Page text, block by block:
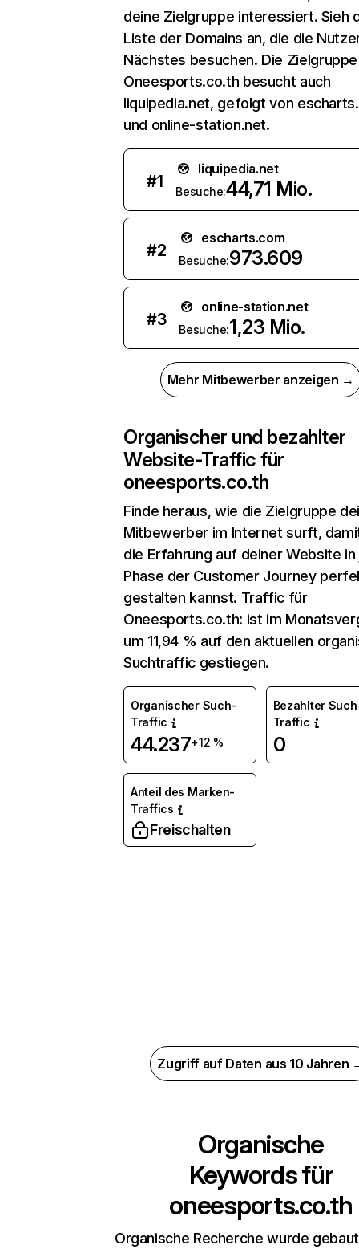
deine Zielgruppe interessiert. Sieh
Liste der Domains an, die die
Nächstes besuchen. Die
Oneesports.co.th besucht auch
liquipedia.net, gefolgt von
und online-station.net.
#1
liquipedia.net
Besuche:44,71 Mio.
#2
escharts.com
Besuche:973.609
#3
online-station.net
Besuche:1,23 Mio.
Mehr Mitbewerber anzeigen →
Organischer und bezahlter
Website-Traffic für
oneesports.co.th
Finde heraus, wie die Zielgruppe
Mitbewerber im Internet surft,
die Erfahrung auf deiner Website
Phase der Customer Journey
gestalten kannst. Traffic für
Oneesports.co.th: ist im
um 11,94 % auf den aktuellen
Suchtraffic gestiegen.
Organischer Such-
Traffic
44.237+12 %
Bezahlter
Traffic
0
Anteil des Marken-
Traffics
Freischalten
Zugriff auf Daten aus 10 Jahren
Organische
Keywords für
oneesports.co.th
Organische Recherche wurde